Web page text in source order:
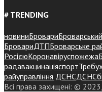
# TRENDING
новиниБровари
БровариДТПБроварське
РосієюКоронавіруспожежа
радавакцинаціяспорт
райуправління ДСНСДСНС
Всі права захищені: © 2023,